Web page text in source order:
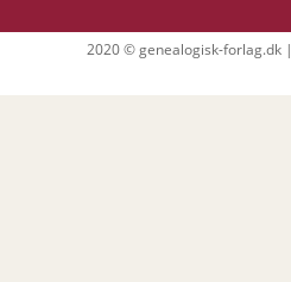
2020 © genealogisk-forlag.dk |